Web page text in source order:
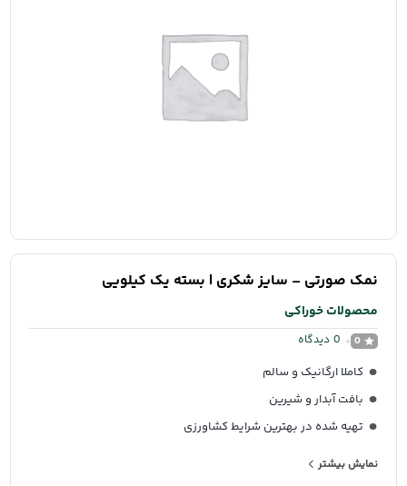
نمک صورتی – سایز شکری | بسته یک کیلویی
محصولات خوراکی
0
0 دیدگاه
کاملا ارگانیک و سالم
بافت آبدار و شیرین
تهیه شده در بهترین شرایط کشاورزی
نمایش بیشتر